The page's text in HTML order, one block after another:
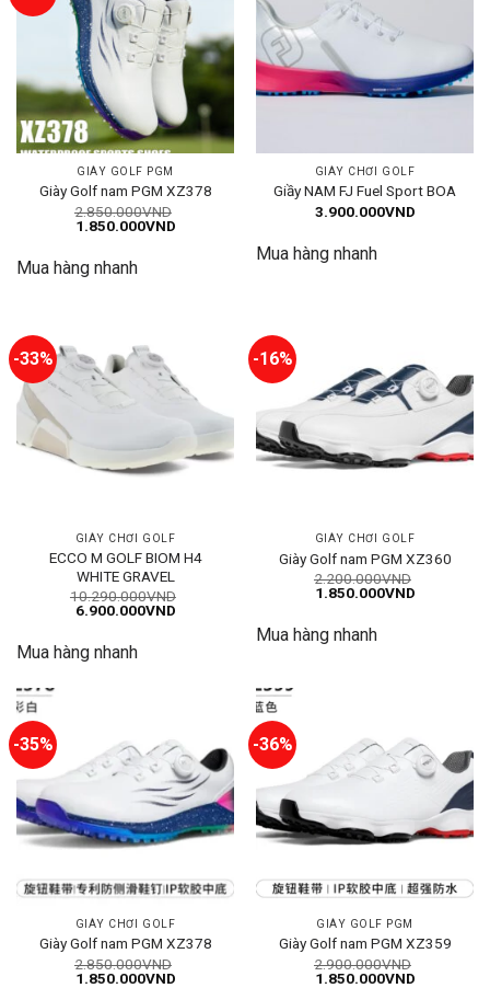
GIÀY GOLF PGM
Giày Golf nam PGM XZ378
2.850.000VND
Giá
2.850.000VND.
1.850.000VNDGiá
Mua hàng nhanh
GIÀY CHƠI GOLF
Giầy NAM FJ Fuel Sport BOA
3.900.000VND
Mua hàng nhanh
-33%
GIÀY CHƠI GOLF
ECCO M GOLF BIOM H4
WHITE GRAVEL
10.290.000VND
Giá
10.290.000VND.
6.900.000VNDGiá
Mua hàng nhanh
-16%
GIÀY CHƠI GOLF
Giày Golf nam PGM XZ360
2.200.000VND
Giá
2.200.000VND.
1.850.000VNDGiá
Mua hàng nhanh
-35%
GIÀY CHƠI GOLF
Giày Golf nam PGM XZ378
2.850.000VND
Giá
1.850.000VNDGiá
-36%
GIÀY GOLF PGM
Giày Golf nam PGM XZ359
2.900.000VND
Giá
1.850.000VNDGiá